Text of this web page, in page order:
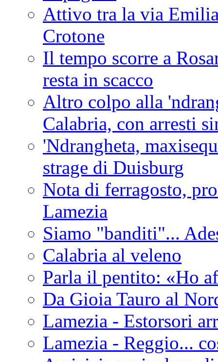
Attivo tra la via
Crotone
Il tempo scorre a
resta in scacco
Altro colpo alla
Calabria, con arresti
'Ndrangheta,
strage di Duisburg
Nota di ferragosto,
Lamezia
Siamo "banditi"...
Calabria al veleno
Parla il pentito: «Ho
Da Gioia Tauro al
Lamezia - Estorsori
Lamezia - Reggio...